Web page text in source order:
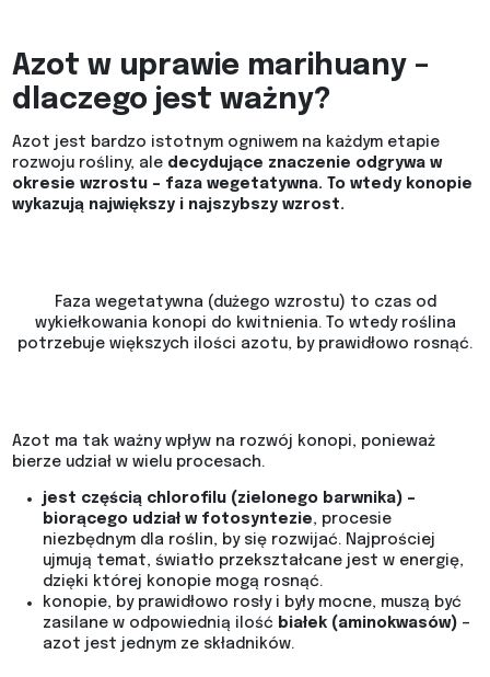
Azot w uprawie marihuany –
dlaczego jest ważny?
Azot jest bardzo istotnym ogniwem na każdym etapie
rozwoju rośliny, ale decydujące znaczenie odgrywa w
okresie wzrostu – faza wegetatywna. To wtedy konopie
wykazują największy i najszybszy wzrost.
Faza wegetatywna (dużego wzrostu) to czas od
wykiełkowania konopi do kwitnienia. To wtedy roślina
potrzebuje większych ilości azotu, by prawidłowo rosnąć.
Azot ma tak ważny wpływ na rozwój konopi, ponieważ
bierze udział w wielu procesach.
jest częścią chlorofilu (zielonego barwnika) –
biorącego udział w fotosyntezie, procesie
niezbędnym dla roślin, by się rozwijać. Najprościej
ujmują temat, światło przekształcane jest w energię,
dzięki której konopie mogą rosnąć.
konopie, by prawidłowo rosły i były mocne, muszą być
zasilane w odpowiednią ilość białek (aminokwasów)–
azot jest jednym ze składników.